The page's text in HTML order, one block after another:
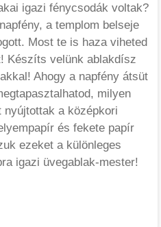
igazi fénycsodák voltak?
a templom belseje
Most te is haza viheted
Készíts velünk ablakdísz
Ahogy a napfény átsüt
milyen
a középkori
és fekete papír
ezeket a különleges
igazi üvegablak-mester!